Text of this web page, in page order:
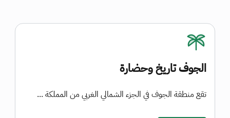
الجوف تاريخ وحضارة
تقع منطقة الجوف في الجزء الشمالي الغربي من المملكة ...